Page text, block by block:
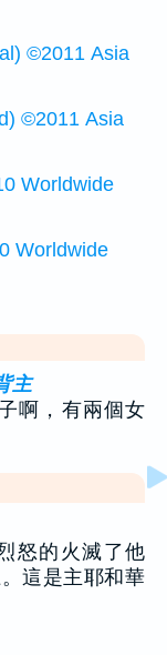
©2011 Asia
©2011 Asia
Worldwide
Worldwide
主
子啊，有兩個女
怒的火滅了他
這是主耶和華